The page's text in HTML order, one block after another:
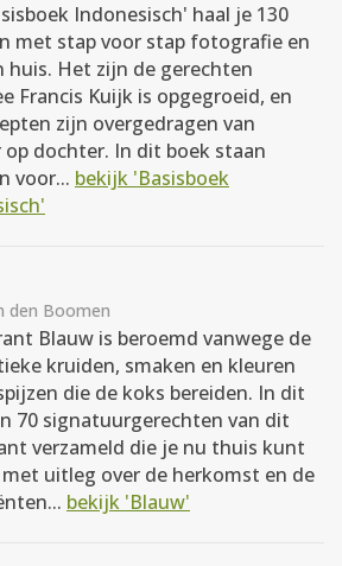
Indonesisch' haal je 130
met stap voor stap fotografie en
huis. Het zijn de gerechten
Francis Kuijk is opgegroeid, en
zijn overgedragen van
op dochter. In dit boek staan
voor... bekijk 'Basisboek
den Boomen
Blauw is beroemd vanwege de
kruiden, smaken en kleuren
die de koks bereiden. In dit
70 signatuurgerechten van dit
verzameld die je nu thuis kunt
uitleg over de herkomst en de
bekijk 'Blauw'